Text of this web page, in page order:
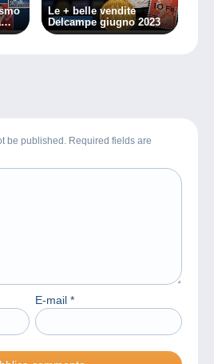
Le + belle vendite
Delcampe giugno 2023
be published. Required fields are
E-mail *